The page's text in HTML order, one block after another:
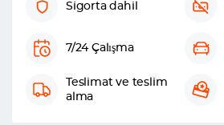
Sigorta dahil
7/24 Çalışma
Teslimat ve teslim
alma